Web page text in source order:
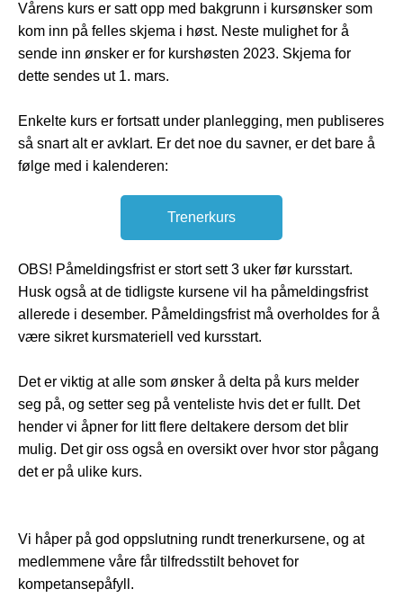
Vårens kurs er satt opp med bakgrunn i kursønsker som
kom inn på felles skjema i høst. Neste mulighet for å
sende inn ønsker er for kurshøsten 2023. Skjema for
dette sendes ut 1. mars.
Enkelte kurs er fortsatt under planlegging, men publiseres
så snart alt er avklart. Er det noe du savner, er det bare å
følge med i kalenderen:
Trenerkurs
OBS! Påmeldingsfrist er stort sett 3 uker før kursstart.
Husk også at de tidligste kursene vil ha påmeldingsfrist
allerede i desember. Påmeldingsfrist må overholdes for å
være sikret kursmateriell ved kursstart.
Det er viktig at alle som ønsker å delta på kurs melder
seg på, og setter seg på venteliste hvis det er fullt. Det
hender vi åpner for litt flere deltakere dersom det blir
mulig. Det gir oss også en oversikt over hvor stor pågang
det er på ulike kurs.
Vi håper på god oppslutning rundt trenerkursene, og at
medlemmene våre får tilfredsstilt behovet for
kompetansepåfyll.